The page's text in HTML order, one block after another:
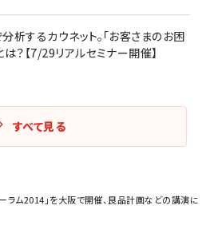
ーラム2014」を大阪で開催、良品計画などの講演に
するカウネット。「お客さまのお困
？【7/29リアルセミナー開催】
すべて見る